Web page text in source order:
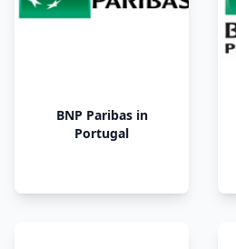
BNP Paribas in
Portugal